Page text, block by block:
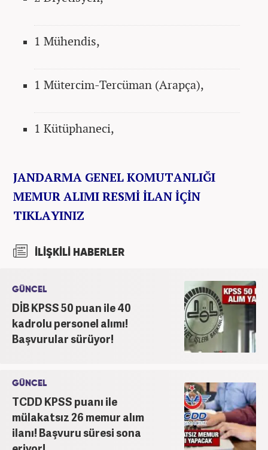
1 Mühendis,
1 Mütercim-Tercüman (Arapça),
1 Kütüphaneci,
JANDARMA GENEL KOMUTANLIĞI
MEMUR ALIMI RESMİ İLAN İÇİN
TIKLAYINIZ
İLİŞKİLİ HABERLER
GÜNCEL
DİB KPSS 50 puan ile 40
kadrolu personel alımı!
Başvurular sürüyor!
GÜNCEL
TCDD KPSS puanı ile
mülakatsız 26 memur alım
ilanı! Başvuru süresi sona